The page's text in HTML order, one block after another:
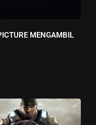
MENGAMBIL